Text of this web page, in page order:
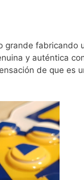
grande
y auténtica
de que es